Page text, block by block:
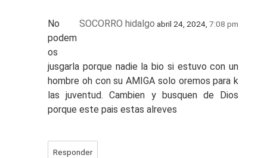
SOCORRO hidalgo abril 24, 2024, 7:08 pm
No
podem
os
jusgarla porque nadie la bio si estuvo con un
hombre oh con su AMIGA solo oremos para k
las juventud. Cambien y busquen de Dios
porque este pais estas alreves
Responder